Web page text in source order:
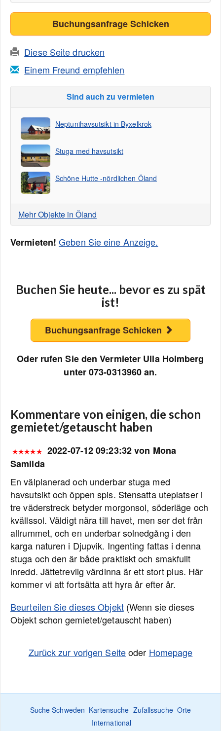
Buchungsanfrage Schicken
Diese Seite drucken
Einem Freund empfehlen
Sind auch zu vermieten
Neptunihavsutsikt in Byxelkrok
Stuga med havsutsikt
Schöne Hutte -nördlichen Öland
Mehr Objekte in Öland
Vermieten! Geben Sie eine Anzeige.
Buchen Sie heute... bevor es zu spät
ist!
Buchungsanfrage Schicken
Oder rufen Sie den Vermieter Ulla Holmberg
unter 073-0313960 an.
Kommentare von einigen, die schon
gemietet/getauscht haben
2022-07-12 09:23:32 von Mona
Samilda
En välplanerad och underbar stuga med
havsutsikt och öppen spis. Stensatta uteplatser i
tre väderstreck betyder morgonsol, söderläge och
kvällssol. Väldigt nära till havet, men ser det från
allrummet, och en underbar solnedgång i den
karga naturen i Djupvik. Ingenting fattas i denna
stuga och den är både praktiskt och smakfullt
inredd. Jättetrevlig värdinna är ett stort plus. Här
kommer vi att fortsätta att hyra år efter år.
Beurteilen Sie dieses Objekt(Wenn sie dieses
Objekt schon gemietet/getauscht haben)
Zurück zur vorigen Seiteoder Homepage
Suche Schweden Kartensuche Zufallssuche Orte
International